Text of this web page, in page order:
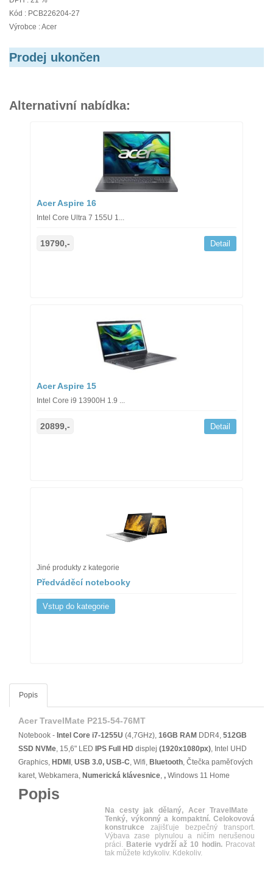
Kód : PCB226204-27
Výrobce : Acer
Prodej ukončen
Alternativní nabídka:
Acer Aspire 16
Intel Core Ultra 7 155U 1...
19790,- Detail
Acer Aspire 15
Intel Core i9 13900H 1.9 ...
20899,- Detail
Jiné produkty z kategorie
Předváděcí notebooky
Vstup do kategorie
Popis
Acer TravelMate P215-54-76MT
Notebook - Intel Core i7-1255U (4,7GHz), 16GB RAM DDR4, 512GB
SSD NVMe, 15,6" LED IPS Full HD displej (1920x1080px), Intel UHD
Graphics, HDMI , USB 3.0, USB-C, Wifi, Bluetooth, Čtečka paměťových
karet, Webkamera, Numerická klávesnice, , Windows 11 Home
Popis
Na cesty jak dělaný, Acer TravelMate
Tenký, výkonný a kompaktní. Celokovová
konstrukce zajišťuje bezpečný transport.
Výbava zase plynulou a ničím nerušenou
práci. Baterie vydrží až 10 hodin. Pracovat
tak můžete kdykoliv. Kdekoliv.